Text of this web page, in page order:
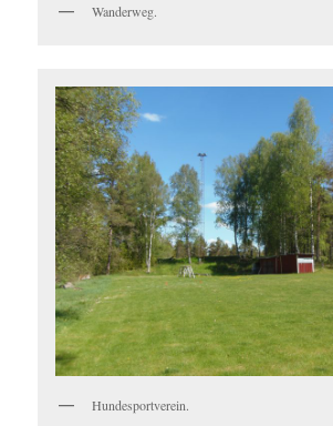
Wanderweg.
Hundesportverein.